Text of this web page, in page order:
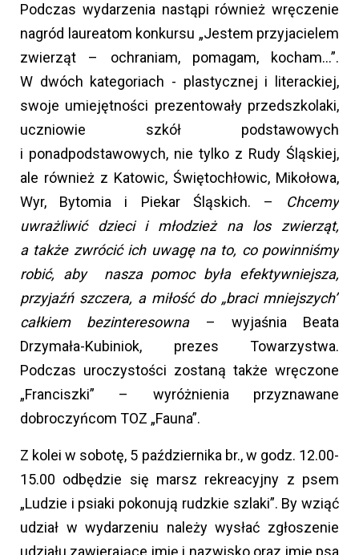
Podczas wydarzenia nastąpi również wręczenie
nagród laureatom konkursu „Jestem przyjacielem
zwierząt – ochraniam, pomagam, kocham…”.
W dwóch kategoriach - plastycznej i literackiej,
swoje umiejętności prezentowały przedszkolaki,
uczniowie szkół podstawowych
i ponadpodstawowych, nie tylko z Rudy Śląskiej,
ale również z Katowic, Świętochłowic, Mikołowa,
Wyr, Bytomia i Piekar Śląskich. – Chcemy
uwrażliwić dzieci i młodzież na los zwierząt,
a także zwrócić ich uwagę na to, co powinniśmy
robić, aby nasza pomoc była efektywniejsza,
przyjaźń szczera, a miłość do „braci mniejszych”
całkiem bezinteresowna– wyjaśnia Beata
Drzymała-Kubiniok, prezes Towarzystwa.
Podczas uroczystości zostaną także wręczone
„Franciszki” – wyróżnienia przyznawane
dobroczyńcom TOZ „Fauna”.
Z kolei w sobotę, 5 października br., w godz. 12.00-
15.00 odbędzie się marsz rekreacyjny z psem
„Ludzie i psiaki pokonują rudzkie szlaki”. By wziąć
udział w wydarzeniu należy wysłać zgłoszenie